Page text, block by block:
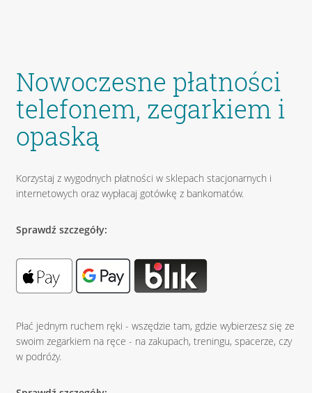
Nowoczesne płatności
telefonem, zegarkiem i
opaską
Korzystaj z wygodnych płatności w sklepach stacjonarnych i
internetowych oraz wypłacaj gotówkę z bankomatów.
Sprawdź szczegóły:
Płać jednym ruchem ręki - wszędzie tam, gdzie wybierzesz się ze
swoim zegarkiem na ręce - na zakupach, treningu, spacerze, czy
w podróży.